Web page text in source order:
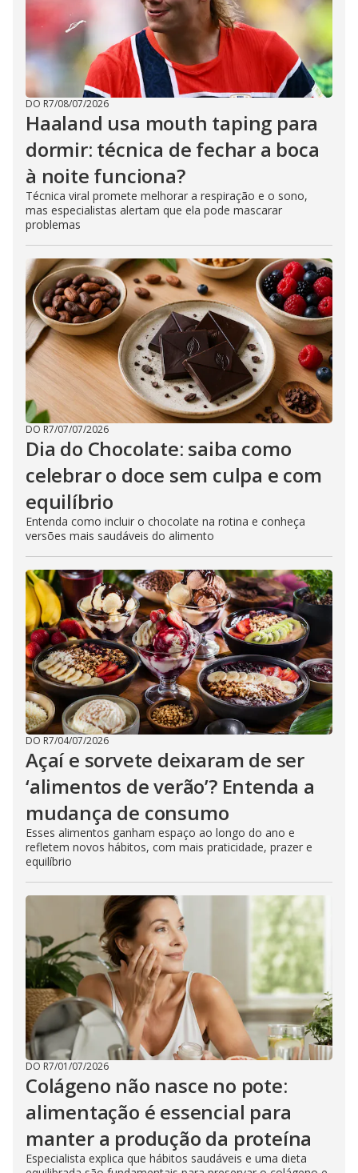
DO R7/08/07/2026
Haaland usa mouth taping para
dormir: técnica de fechar a boca
à noite funciona?
Técnica viral promete melhorar a respiração e o sono,
mas especialistas alertam que ela pode mascarar
problemas
DO R7/07/07/2026
Dia do Chocolate: saiba como
celebrar o doce sem culpa e com
equilíbrio
Entenda como incluir o chocolate na rotina e conheça
versões mais saudáveis do alimento
DO R7/04/07/2026
Açaí e sorvete deixaram de ser
‘alimentos de verão’? Entenda a
mudança de consumo
Esses alimentos ganham espaço ao longo do ano e
refletem novos hábitos, com mais praticidade, prazer e
equilíbrio
DO R7/01/07/2026
Colágeno não nasce no pote:
alimentação é essencial para
manter a produção da proteína
Especialista explica que hábitos saudáveis e uma dieta